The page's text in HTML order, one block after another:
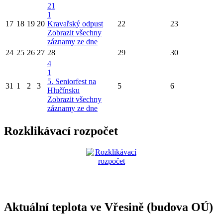
17 18 19 20
21
1
Kravařský odpust
Zobrazit všechny
záznamy ze dne
22 23
24 25 26 27 28 29 30
31 1 2 3
4
1
5. Seniorfest na
Hlučínsku
Zobrazit všechny
záznamy ze dne
5 6
Rozklikávací rozpočet
Aktuální teplota ve Vřesině (budova OÚ)